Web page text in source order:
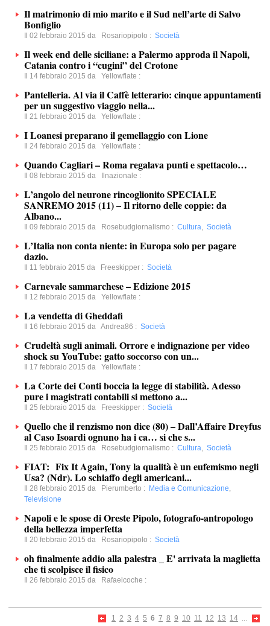
Il matrimonio di mio marito e il Sud nell’arte di Salvo
Bonfiglio
Il 02 febbraio 2015 da Rosariopipolo : Società
Il week end delle siciliane: a Palermo approda il Napoli,
Catania contro i “cugini” del Crotone
Il 14 febbraio 2015 da Yellowflate :
Pantelleria. Al via il Caffè letterario: cinque appuntamenti
per un suggestivo viaggio nella...
Il 21 febbraio 2015 da Yellowflate :
I Loanesi preparano il gemellaggio con Lione
Il 24 febbraio 2015 da Yellowflate :
Quando Cagliari – Roma regalava punti e spettacolo…
Il 08 febbraio 2015 da Ilnazionale :
L’angolo del neurone rincoglionito SPECIALE
SANREMO 2015 (11) – Il ritorno delle coppie: da
Albano...
Il 09 febbraio 2015 da Rosebudgiornalismo : Cultura, Società
L’Italia non conta niente: in Europa solo per pagare
dazio.
Il 11 febbraio 2015 da Freeskipper : Società
Carnevale sammarchese – Edizione 2015
Il 12 febbraio 2015 da Yellowflate :
La vendetta di Gheddafi
Il 16 febbraio 2015 da Andrea86 : Società
Crudeltà sugli animali. Orrore e indignazione per video
shock su YouTube: gatto soccorso con un...
Il 17 febbraio 2015 da Yellowflate :
La Corte dei Conti boccia la legge di stabilità. Adesso
pure i magistrati contabili si mettono a...
Il 25 febbraio 2015 da Freeskipper : Società
Quello che il renzismo non dice (80) – Dall’Affaire Dreyfus
al Caso Isoardi ognuno ha i ca… si che s...
Il 25 febbraio 2015 da Rosebudgiornalismo : Cultura, Società
FIAT: Fix It Again, Tony la qualità è un eufemismo negli
Usa? (Ndr). Lo schiaffo degli americani...
Il 28 febbraio 2015 da Pierumberto : Media e Comunicazione,
Televisione
Napoli e le spose di Oreste Pipolo, fotografo-antropologo
della bellezza imperfetta
Il 20 febbraio 2015 da Rosariopipolo : Società
oh finalmente addio alla palestra _ E' arrivata la maglietta
che ti scolpisce il fisico
Il 26 febbraio 2015 da Rafaelcoche :
1 2 3 4 5 6 7 8 9 10 11 12 13 14 ...